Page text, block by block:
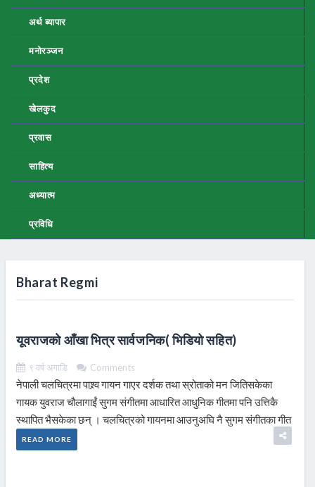
अर्थ ब्यापार
मनोरञ्जन
प्रदेश
खेलकुद
प्रवास
साहित्य
अध्यात्म
प्रविधि
Bharat Regmi
यूवराजको आँखा भित्र सार्वजनिक( भिडियो सहित)
९ वर्ष अगाडि Comments
नेपाली चलचित्रमा पाश्र्व गायन गाएर दर्शक तथा स्रोताको मन जितिसकेका
गायक युवराज चौलागाईं सुगम संगीतमा आधारित आधुनिक गीतमा पनि उत्तिकै
स्थापित भैसकेका छन् । चलचित्रको गायनमा आउनुअघि नै सुगम संगीतका गीत
READ MORE